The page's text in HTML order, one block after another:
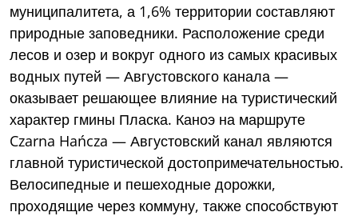
муниципалитета, а 1,6% территории составляют
природные заповедники. Расположение среди
лесов и озер и вокруг одного из самых красивых
водных путей — Августовского канала —
оказывает решающее влияние на туристический
характер гмины Пласка. Каноэ на маршруте
Czarna Hańcza — Августовский канал являются
главной туристической достопримечательностью.
Велосипедные и пешеходные дорожки,
проходящие через коммуну, также способствуют